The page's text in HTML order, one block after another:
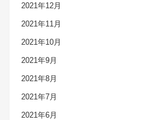
2021年12月
2021年11月
2021年10月
2021年9月
2021年8月
2021年7月
2021年6月